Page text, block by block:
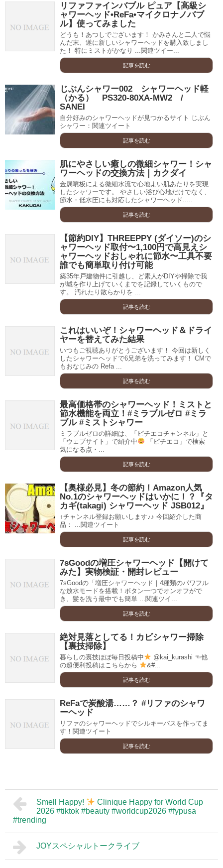
リファファインバブル ピュア【高級シ
ャワーヘッド•ReFa•マイクロナノバブ
ル】使ってみました
どうも！あつしでございます！ かみさんと二人で悩
んだ末、遂に新しいシャワーヘッドを購入致しまし
た！ 特にミストがかなり ...関連ツイー...
記事を読む
じぶんシャワー002 シャワーヘッド軽
（かる） PS320-80XA-MW2 /
SANEI
自分好みのシャワーヘッドが見つかるサイト じぶん
シャワー：関連ツイート
記事を読む
肌にやさしい癒しの微細シャワー！シャ
ワーヘッドの交換方法｜カクダイ
金属噴板による微細水流で心地よい肌あたりを実現
したシャワーです。 やさしい浴び心地だけでなく、
節水・低水圧にも対応したシャワーヘッド.....
記事を読む
【節約DIY】THREEPPY (ダイソー)のシ
ャワーヘッド取付〜1,100円で高見えシ
ャワーヘッドおしゃれに節水〜工具不要
誰でも簡単取り付け可能
築35年戸建物件に引越し、ど素人がDIYや掃除で我
が城を作り上げていくまでを記録していくもので
す。 汚れたり散らかりを ...
記事を読む
これはいいぞ！シャワーヘッド＆ドライ
ヤーを替えてみた結果
いつもご視聴ありがとうございます！ 今回は新しく
したシャワーヘッドで6兄弟を洗ってみます！ CMで
もおなじみの Refa ...
記事を読む
最高価格帯のシャワーヘッド！ミストと
節水機能を両立！#ミラブルゼロ #ミラ
ブル #ミストシャワー
ミラブルゼロの詳細は、「ピチエコチャンネル」と
「ウェブサイト」で紹介中
「ピチエコ」で検索
気になる点・...
記事を読む
【奥様必見】冬の節約！Amazon人気
No.1のシャワーヘッドはいかに！？『タ
カギ(takagi) シャワーヘッド JSB012』
↑チャンネル登録お願いします♪♪ 今回紹介した商
品： ...関連ツイート
記事を読む
7sGoodの増圧シャワーヘッド【開けて
みた】実物検証・開封レビュー
7sGoodの「増圧シャワーヘッド｜4種類のパワフル
な放水モードを搭載！ボタン一つでオンオフがで
き、髪を洗う最中でも簡単 ...関連ツイ...
記事を読む
絶対見落としてる！カビシャワー掃除
【裏技掃除】
暮らしの裏技ほぼ毎日投稿中
@kai_kurashi ☜他
の超便利投稿はこちらから
&#...
記事を読む
ReFaで炭酸湯……？ #リファのシャワ
ーヘッド
リファのシャワーヘッドでシルキーバスを作ってま
す！関連ツイート
記事を読む
Smell Happy!
Clinique Happy for World Cup
2026 #tiktok #beauty #worldcup2026 #fypusa
#trending
JOYスペシャルトークライブ